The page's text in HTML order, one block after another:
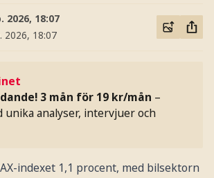
2026, 18:07
2026, 18:07
3 mån för 19 kr/mån –
unika analyser, intervjuer och
indexet 1,1 procent, med bilsektorn